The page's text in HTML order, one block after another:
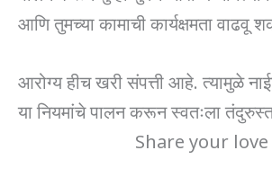
आणि तुमच्या कामाची कार्यक्षमता वाढवू
आरोग्य हीच खरी संपत्ती आहे. त्यामुळे
या नियमांचे पालन करून स्वतःला
Share your love